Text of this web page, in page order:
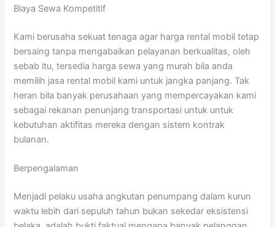
Biaya Sewa Kompetitif
Kami berusaha sekuat tenaga agar harga rental mobil tetap
bersaing tanpa mengabaikan pelayanan berkualitas, oleh
sebab itu, tersedia harga sewa yang murah bila anda
memilih jasa rental mobil kami untuk jangka panjang. Tak
heran bila banyak perusahaan yang mempercayakan kami
sebagai rekanan penunjang transportasi untuk untuk
kebutuhan aktifitas mereka dengan sistem kontrak
bulanan.
Berpengalaman
Menjadi pelaku usaha angkutan penumpang dalam kurun
waktu lebih dari sepuluh tahun bukan sekedar eksistensi